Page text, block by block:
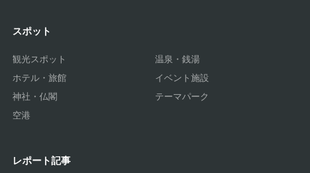
スポット
観光スポット
温泉・銭湯
ホテル・旅館
イベント施設
神社・仏閣
テーマパーク
空港
レポート記事